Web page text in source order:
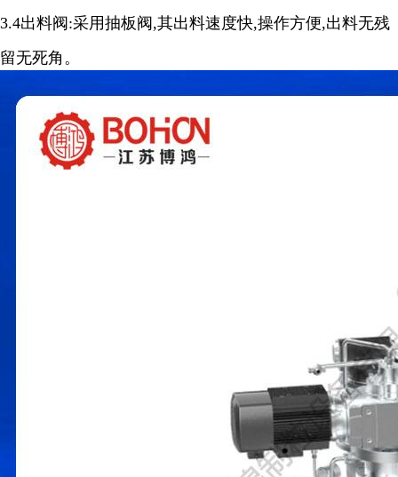
3.4出料阀 :采用抽板阀 ,其出料速度快,操作方便,出料无残
留无死角。